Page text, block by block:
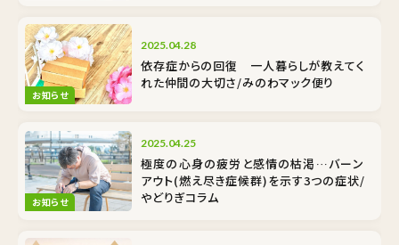
お知らせ
2025.04.28
依存症からの回復 一人暮らしが教えてく
れた仲間の大切さ/みのわマック便り
お知らせ
2025.04.25
極度の心身の疲労と感情の枯渇…バーン
アウト(燃え尽き症候群)を示す3つの症状/
やどりぎコラム